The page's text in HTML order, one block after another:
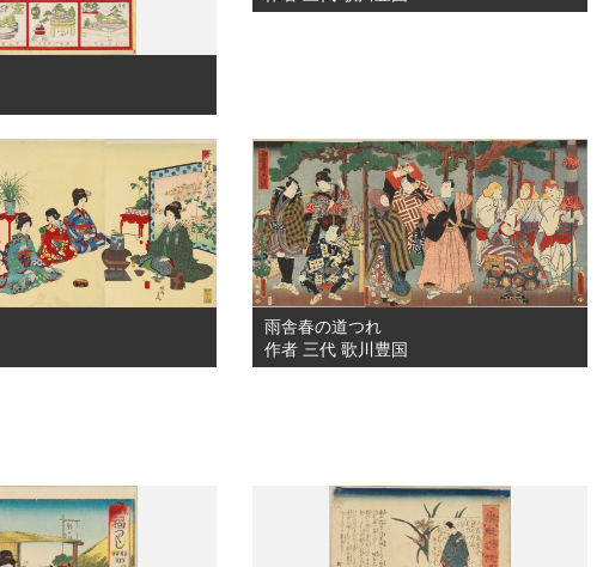
雨舎春の道つれ
作者 三代 歌川豊国